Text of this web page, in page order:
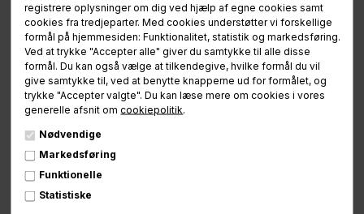
registrere oplysninger om dig ved hjælp af egne cookies samt
cookies fra tredjeparter. Med cookies understøtter vi forskellige
formål på hjemmesiden: Funktionalitet, statistik og markedsføring.
Ved at trykke "Accepter alle" giver du samtykke til alle disse
formål. Du kan også vælge at tilkendegive, hvilke formål du vil
give samtykke til, ved at benytte knapperne ud for formålet, og
trykke "Accepter valgte". Du kan læse mere om cookies i vores
generelle afsnit omcookiepolitik.
Nødvendige
Markedsføring
Funktionelle
Statistiske
Brug for hjælp
eller ladcykel vejledning?
Vores ladcykel-rådgivere sidder klar til at hjælpe
81 75 90 90